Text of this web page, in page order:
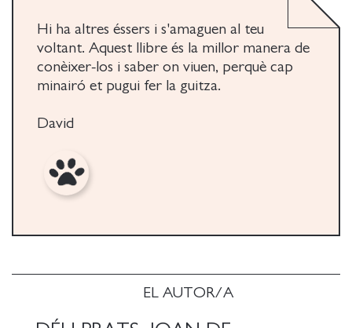
EL AUTOR/A
Hi ha altres éssers i s'amaguen al teu
voltant. Aquest llibre és la millor manera de
conèixer-los i saber on viuen, perquè cap
minairó et pugui fer la guitza.
David